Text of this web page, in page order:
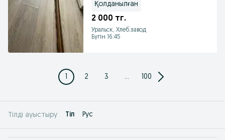
Қолданылған
2 000 тг.
Уральск, Хлеб.завод
Бүгін 16:45
1 2 3 ... 100
Тілді ауыстыру Tіл Рус